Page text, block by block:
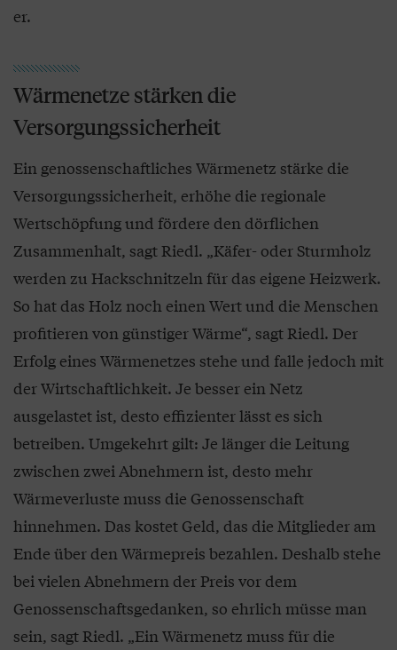
er.
Wärmenetze stärken die
Versorgungssicherheit
Ein genossenschaftliches Wärmenetz stärke die
Versorgungssicherheit, erhöhe die regionale
Wertschöpfung und fördere den dörflichen
Zusammenhalt, sagt Riedl. „Käfer- oder Sturmholz
werden zu Hackschnitzeln für das eigene Heizwerk.
So hat das Holz noch einen Wert und die Menschen
profitieren von günstiger Wärme“, sagt Riedl. Der
Erfolg eines Wärmenetzes stehe und falle jedoch mit
der Wirtschaftlichkeit. Je besser ein Netz
ausgelastet ist, desto effizienter lässt es sich
betreiben. Umgekehrt gilt: Je länger die Leitung
zwischen zwei Abnehmern ist, desto mehr
Wärmeverluste muss die Genossenschaft
hinnehmen. Das kostet Geld, das die Mitglieder am
Ende über den Wärmepreis bezahlen. Deshalb stehe
bei vielen Abnehmern der Preis vor dem
Genossenschaftsgedanken, so ehrlich müsse man
sein, sagt Riedl. „Ein Wärmenetz muss für die